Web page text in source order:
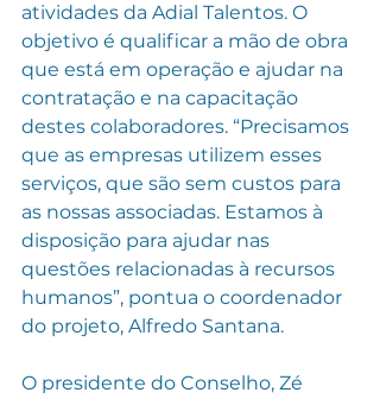
atividades da Adial Talentos. O
objetivo é qualificar a mão de obra
que está em operação e ajudar na
contratação e na capacitação
destes colaboradores. “Precisamos
que as empresas utilizem esses
serviços, que são sem custos para
as nossas associadas. Estamos à
disposição para ajudar nas
questões relacionadas à recursos
humanos”, pontua o coordenador
do projeto, Alfredo Santana.
O presidente do Conselho, Zé